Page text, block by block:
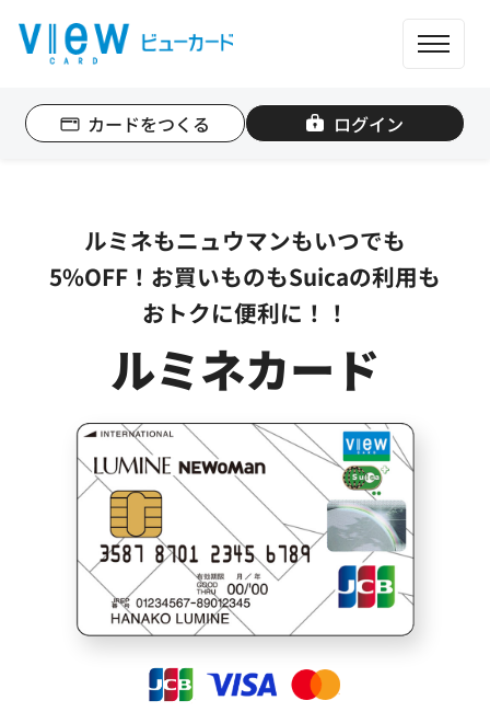
カードをつくる
ログイン
カード一覧
ポイントを使う
キャンペーン情報
お客さまサポート
FAQ（よくあるご質問）
ルミネもニュウマンもいつでも
5%OFF！お買いものもSuicaの利用も
おトクに便利に！！
ルミネカード